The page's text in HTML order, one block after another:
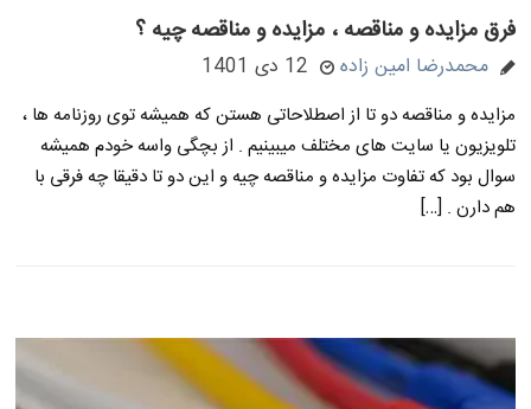
فرق مزایده و مناقصه ، مزایده و مناقصه چیه ؟
محمدرضا امین زاده 12 دی 1401
مزایده و مناقصه دو تا از اصطلاحاتی هستن که همیشه توی روزنامه ها ،
تلویزیون یا سایت های مختلف میبینیم . از بچگی واسه خودم همیشه
سوال بود که تفاوت مزایده و مناقصه چیه و این دو تا دقیقا چه فرقی با
هم دارن . […]